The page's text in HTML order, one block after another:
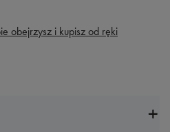
obejrzysz i kupisz od ręki